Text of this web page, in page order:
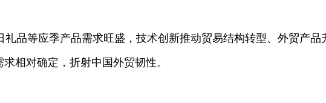
品等应季产品需求旺盛，技术创新推动贸易结构转型、外贸产品
相对确定，折射中国外贸韧性。